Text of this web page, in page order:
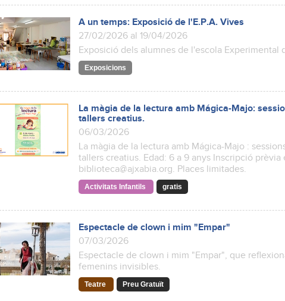
A un temps: Exposició de l'E.P.A. Vives
27/02/2026 al 19/04/2026
Exposició dels alumnes de l'escola Experimental
Exposicions
La màgia de la lectura amb Mágica-Majo:
tallers creatius.
06/03/2026
La màgia de la lectura amb Mágica-Majo :
tallers creatius. Edad: 6 a 9 anys Inscripció prèvia
biblioteca@ajxabia.org. Places limitades.
Activitats Infantils gratis
Espectacle de clown i mim "Empar"
07/03/2026
Espectacle de clown i mim "Empar", que
femenins invisibles.
Teatre Preu Gratuït